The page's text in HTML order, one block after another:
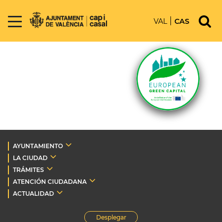
VAL CAS
AYUNTAMIENTO
LA CIUDAD
TRÁMITES
ATENCIÓN CIUDADANA
ACTUALIDAD
Desplegar